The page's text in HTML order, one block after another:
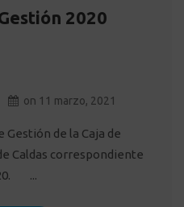
2020
on 11 marzo, 2021
de la Caja de
Caldas correspondiente
...